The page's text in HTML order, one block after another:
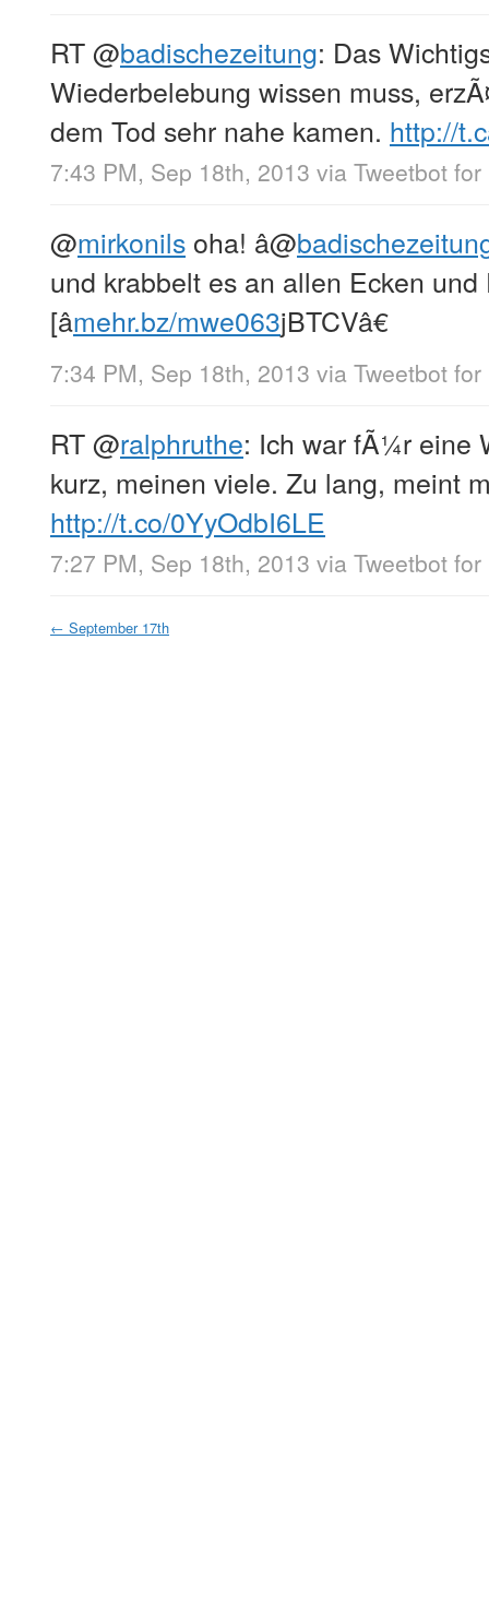
RT@badischezeitung: Das
Wiederbelebung wissen muss,
dem Tod sehr nahe kamen. http://
7:43 PM, Sep 18th, 2013 via Tweetbot for
@mirkonils oha! â@
und krabbelt es an allen Ecken
[âmehr.bz/mwe063jBTCVâ€
7:34 PM, Sep 18th, 2013 via Tweetbot for
RT@ralphruthe: Ich war fÃ¼r eine
kurz, meinen viele. Zu lang, meint
http://t.co/0YyOdbI6LE
7:27 PM, Sep 18th, 2013 via Tweetbot for
← September 17th